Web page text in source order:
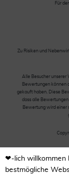
Für
Zu Risiken und
Alle Besucher unserer
Bewertungen können
gekauft haben. Diese
dass alle Bewertungen
Bewertung wird einer
❤-lich willkommen
bestmögliche